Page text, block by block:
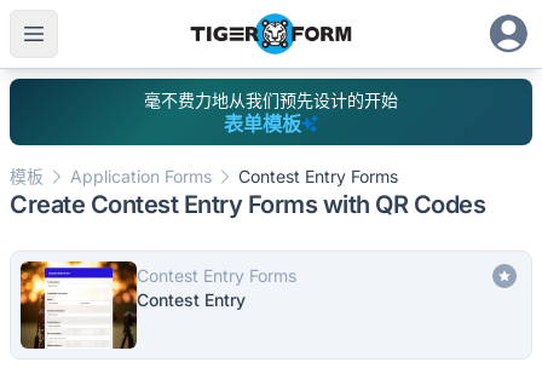
毫不费力地从我们预先设计的开始
表单模板
模板 Application Forms Contest Entry Forms
Create Contest Entry Forms with QR Codes
Contest Entry Forms
Contest Entry